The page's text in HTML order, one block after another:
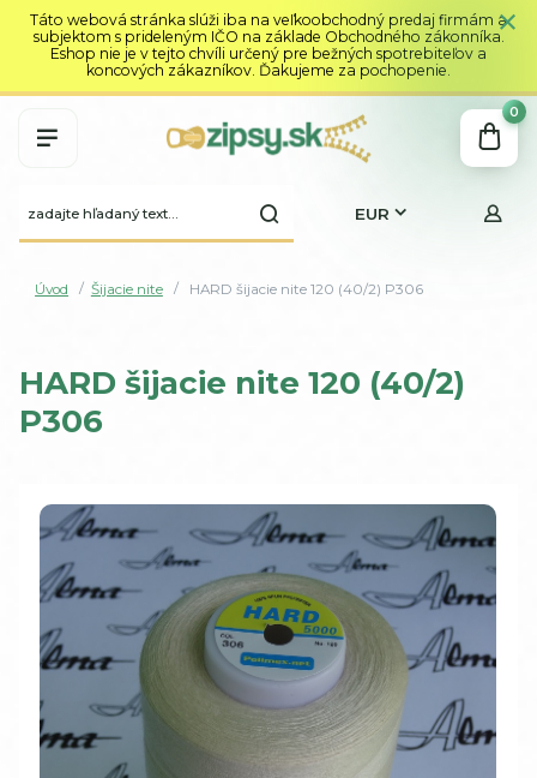
Táto webová stránka slúži iba na veľkoobchodný predaj firmám a
subjektom s prideleným IČO na základe Obchodného zákonníka.
Eshop nie je v tejto chvíli určený pre bežných spotrebiteľov a
koncových zákazníkov. Ďakujeme za pochopenie.
EUR
0
Úvod Šijacie nite HARD šijacie nite 120 (40/2) P306
HARD šijacie nite 120 (40/2)
P306